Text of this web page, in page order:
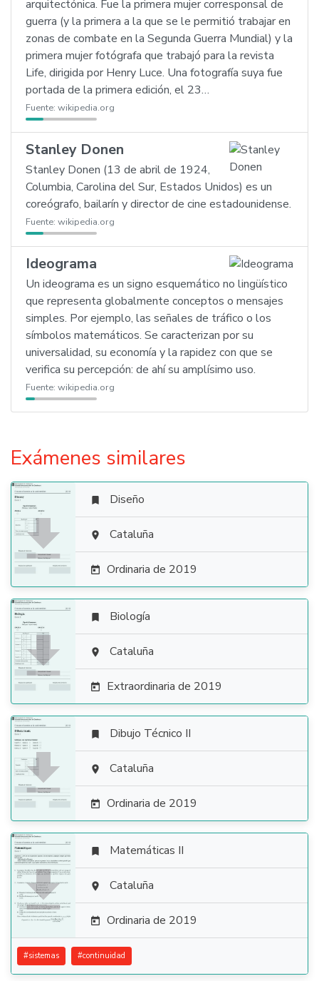
arquitectónica. Fue la primera mujer corresponsal de
guerra (y la primera a la que se le permitió trabajar en
zonas de combate en la Segunda Guerra Mundial) y la
primera mujer fotógrafa que trabajó para la revista
Life, dirigida por Henry Luce. Una fotografía suya fue
portada de la primera edición, el 23…
Fuente: wikipedia.org
Stanley Donen
Stanley Donen (13 de abril de 1924,
Columbia, Carolina del Sur, Estados Unidos) es un
coreógrafo, bailarín y director de cine estadounidense.
Fuente: wikipedia.org
Ideograma
Un ideograma es un signo esquemático no lingüístico
que representa globalmente conceptos o mensajes
simples. Por ejemplo, las señales de tráfico o los
símbolos matemáticos. Se caracterizan por su
universalidad, su economía y la rapidez con que se
verifica su percepción: de ahí su amplísimo uso.
Fuente: wikipedia.org
Exámenes similares

 Diseño
 Cataluña
 Ordinaria de 2019

 Biología
 Cataluña
 Extraordinaria de 2019

 Dibujo Técnico II
 Cataluña
 Ordinaria de 2019

 Matemáticas II
 Cataluña
 Ordinaria de 2019
#sistemas #continuidad